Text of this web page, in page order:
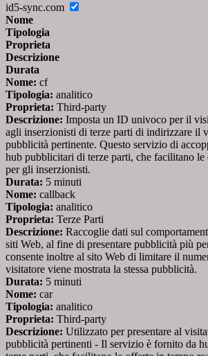
id5-sync.com
Nome
Tipologia
Proprieta
Descrizione
Durata
Nome: cf
Tipologia: analitico
Proprieta: Third-party
Descrizione: Imposta un ID univoco per il
agli inserzionisti di terze parti di indirizzare il
pubblicità pertinente. Questo servizio di
hub pubblicitari di terze parti, che facilitano le
per gli inserzionisti.
Durata: 5 minuti
Nome: callback
Tipologia: analitico
Proprieta: Terze Parti
Descrizione: Raccoglie dati sul
siti Web, al fine di presentare pubblicità più
consente inoltre al sito Web di limitare il
visitatore viene mostrata la stessa pubblicità.
Durata: 5 minuti
Nome: car
Tipologia: analitico
Proprieta: Third-party
Descrizione: Utilizzato per presentare al
pubblicità pertinenti - Il servizio è fornito da